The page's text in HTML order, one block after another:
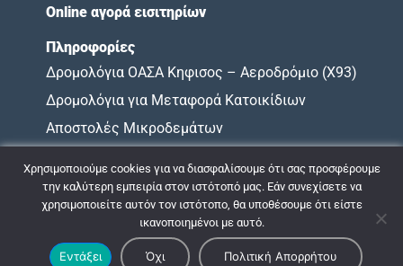
Online αγορά εισιτηρίων
Πληροφορίες
Δρομολόγια ΟΑΣΑ Κηφισος – Αεροδρόμιο (X93)
Δρομολόγια για Μεταφορά Κατοικίδιων
Αποστολές Μικροδεμάτων
Χάρτης Υποχρεώσεων
© 2009 - 2026 ΚΤΕΛ ΝΟΜΟΥ ΑΧΑΪΑΣ |Πολιτική Απορρήτου
Σχεδιασμός & Ανάπτυξη:
ΙΜΕ Πληροφορική
Χρησιμοποιούμε cookies για να διασφαλίσουμε ότι σας προσφέρουμε
την καλύτερη εμπειρία στον ιστότοπό μας. Εάν συνεχίσετε να
χρησιμοποιείτε αυτόν τον ιστότοπο, θα υποθέσουμε ότι είστε
ικανοποιημένοι με αυτό.
Εντάξει Όχι Πολιτική Απορρήτου